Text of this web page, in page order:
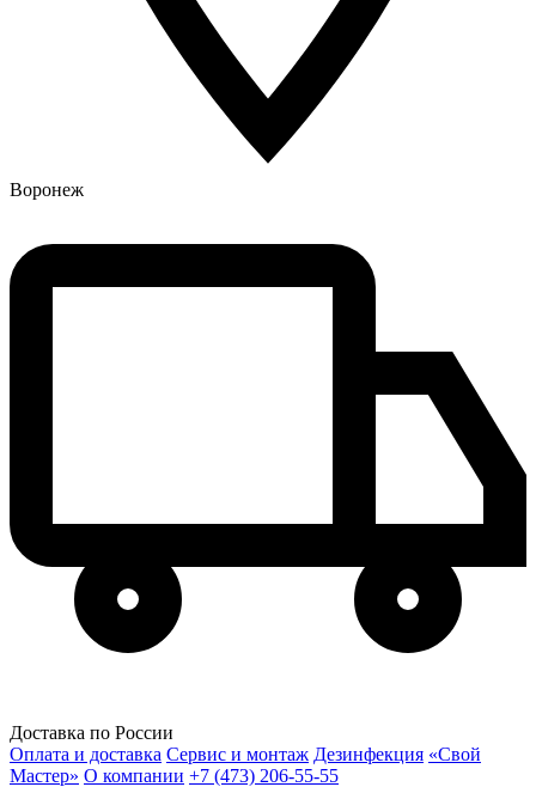
Воронеж
Доставка по России
Оплата и доставка Сервис и монтаж Дезинфекция «Свой
Мастер» О компании +7 (473) 206-55-55